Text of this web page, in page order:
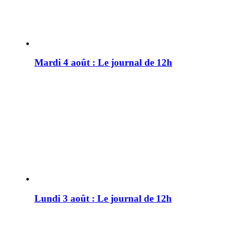
Mardi 4 août : Le journal de 12h
Lundi 3 août : Le journal de 12h